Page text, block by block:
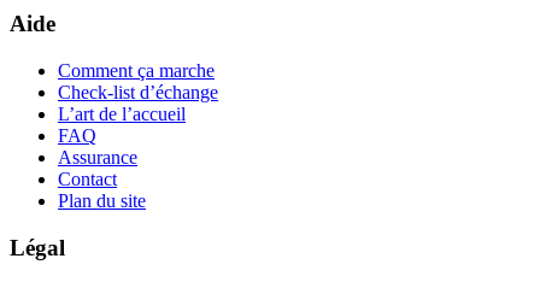
Aide
Comment ça marche
Check-list d’échange
L’art de l’accueil
FAQ
Assurance
Contact
Plan du site
Légal